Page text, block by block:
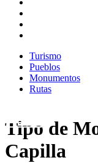
Turismo
Pueblos
Monumentos
Rutas
Tipo de
Capilla